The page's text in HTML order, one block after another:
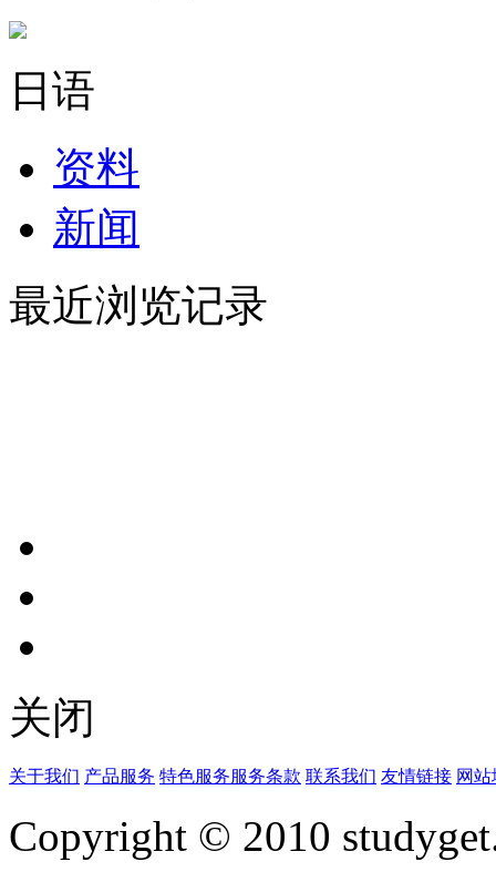
日语
资料
新闻
最近浏览记录
关闭
关于我们 产品服务 特色服务服务条款 联系我们 友情链接 网
Copyright © 2010